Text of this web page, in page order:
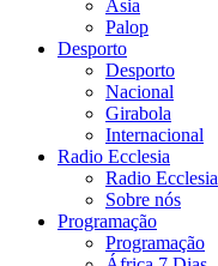
Asia
Palop
Desporto
Desporto
Nacional
Girabola
Internacional
Radio Ecclesia
Radio Ecclesia
Sobre nós
Programação
Programação